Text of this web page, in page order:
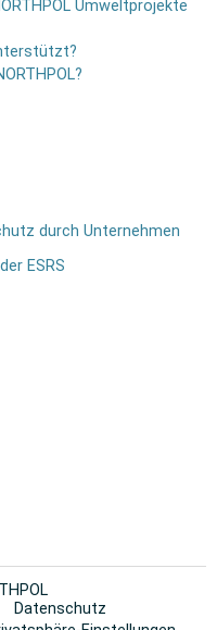
Umweltprojekte
durch Unternehmen
ESRS
Datenschutz